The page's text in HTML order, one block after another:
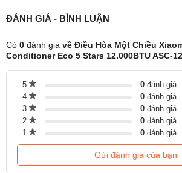
ĐÁNH GIÁ - BÌNH LUẬN
Có 0 đánh giá về Điều Hòa Một Chiều
Conditioner Eco 5 Stars 12.000BTU ASC-
5 0 đánh giá
4
0 đánh giá
3
0 đánh giá
2
0 đánh giá
1
0 đánh giá
Gửi đánh giá của bạn